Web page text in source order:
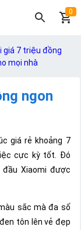
0
giá 7 triệu đồng
mọi nhà
ngon
giá rẻ khoảng 7
cực kỳ tốt. Đó
Xiaomi được
sắc mà đa số
tôn lên vẻ đẹp